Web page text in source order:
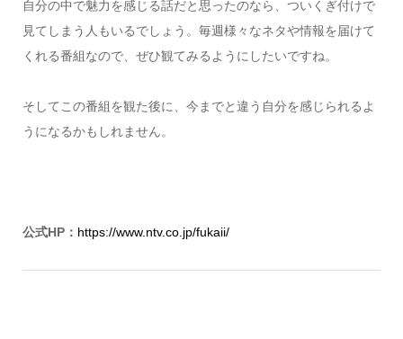
自分の中で魅力を感じる話だと思ったのなら、ついくぎ付けで
見てしまう人もいるでしょう。毎週様々なネタや情報を届けて
くれる番組なので、ぜひ観てみるようにしたいですね。
そしてこの番組を観た後に、今までと違う自分を感じられるよ
うになるかもしれません。
公式HP： https://www.ntv.co.jp/fukaii/